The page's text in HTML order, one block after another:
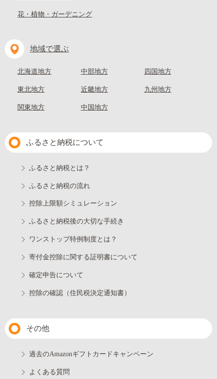
花・植物・ガーデニング
地域で選ぶ
北海道地方
東北地方
関東地方
中部地方
近畿地方
中国地方
四国地方
九州地方
ふるさと納税について
ふるさと納税とは？
ふるさと納税の流れ
控除上限額シミュレーション
ふるさと納税後の大切な手続き
ワンストップ特例制度とは？
寄付金控除に関する証明書について
確定申告について
控除の確認（住民税決定通知書）
その他
過去のAmazonギフトカードキャンペーン
よくある質問